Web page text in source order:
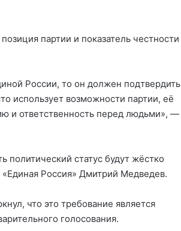
партии и показатель честности
России, то он должен подтвердить
использует возможности партии, её
и ответственность перед людьми», —
политический статус будут жёстко
Россия» Дмитрий Медведев.
что это требование является
голосования.